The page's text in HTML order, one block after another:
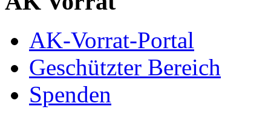
AK-Vorrat-Portal
Geschützter Bereich
Spenden